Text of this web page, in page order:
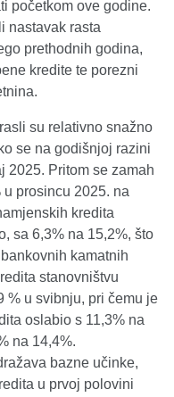
početkom ove godine.
nastavak rasta
prethodnih godina,
kredite te porezni
su relativno snažno
se na godišnjoj razini
2025. Pritom se zamah
prosincu 2025. na
kredita
sa 6,3% na 15,2%, što
kamatnih
stanovništvu
% u svibnju, pri čemu je
oslabio s 11,3% na
na 14,4%.
bazne učinke,
u prvoj polovini